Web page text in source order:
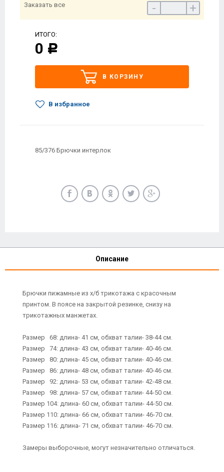
- +
ИТОГО:
0 Р
В КОРЗИНУ
В избранное
85/376 Брючки интерлок
Описание
Брючки пижамные из х/б трикотажа с красочным
принтом. В поясе на закрытой резинке, снизу на
трикотажных манжетах.
Размер 68: длина- 41 см, обхват талии- 38-44 см.
Размер 74: длина- 43 см, обхват талии- 40-46 см.
Размер 80: длина- 45 см, обхват талии- 40-46 см.
Размер 86: длина- 48 см, обхват талии- 40-46 см.
Размер 92: длина- 53 см, обхват талии- 42-48 см.
Размер 98: длина- 57 см, обхват талии- 44-50 см.
Размер 104: длина- 60 см, обхват талии- 44-50 см.
Размер 110: длина- 66 см, обхват талии- 46-70 см.
Размер 116: длина- 71 см, обхват талии- 46-70 см.
Замеры выборочные, могут незначительно отличаться.